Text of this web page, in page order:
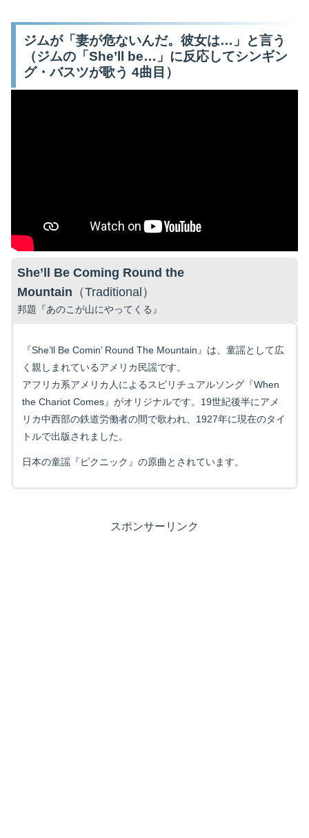
ジムが「妻が危ないんだ。彼女は…」と言う
（ジムの「She’ll be…」に反応してシンギン
グ・バスツが歌う 4曲目）
She’ll Be Coming Round the
Mountain （Traditional）
邦題『あのこが山にやってくる』
『She’ll Be Comin’ Round The Mountain』は、童謡として広
く親しまれているアメリカ民謡です。
アフリカ系アメリカ人によるスピリチュアルソング『When
the Chariot Comes』がオリジナルです。19世紀後半にアメ
リカ中西部の鉄道労働者の間で歌われ、1927年に現在のタイ
トルで出版されました。
日本の童謡『ピクニック』の原曲とされています。
スポンサーリンク